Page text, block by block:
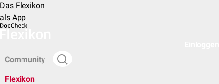
Das Flexikon
als App
Community
Flexikon